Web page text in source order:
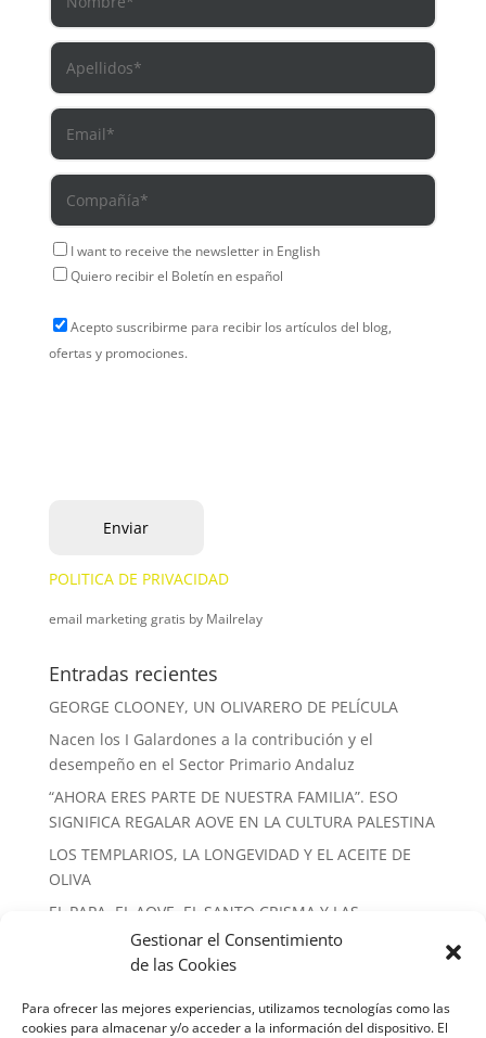
Gestionar el Consentimiento
de las Cookies
Para ofrecer las mejores experiencias, utilizamos tecnologías como las
cookies para almacenar y/o acceder a la información del dispositivo. El
I want to receive the newsletter in English
Quiero recibir el Boletín en español
Acepto suscribirme para recibir los artículos del blog,
ofertas y promociones.
POLITICA DE PRIVACIDAD
email marketing gratis by Mailrelay
Entradas recientes
GEORGE CLOONEY, UN OLIVARERO DE PELÍCULA
Nacen los I Galardones a la contribución y el
desempeño en el Sector Primario Andaluz
“AHORA ERES PARTE DE NUESTRA FAMILIA”. ESO
SIGNIFICA REGALAR AOVE EN LA CULTURA PALESTINA
LOS TEMPLARIOS, LA LONGEVIDAD Y EL ACEITE DE
OLIVA
EL PAPA, EL AOVE, EL SANTO CRISMA Y LAS
ALMAZARAS
conferencias Español formacion libros prensa